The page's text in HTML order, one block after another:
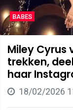
BABES
Miley Cyrus
trekken,
haar
18/02/2026